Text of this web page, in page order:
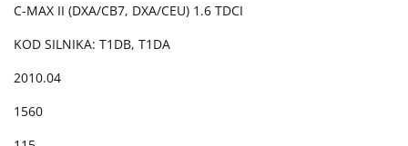
C-MAX II (DXA/CB7, DXA/CEU) 1.6 TDCI
KOD SILNIKA: T1DB, T1DA
2010.04
1560